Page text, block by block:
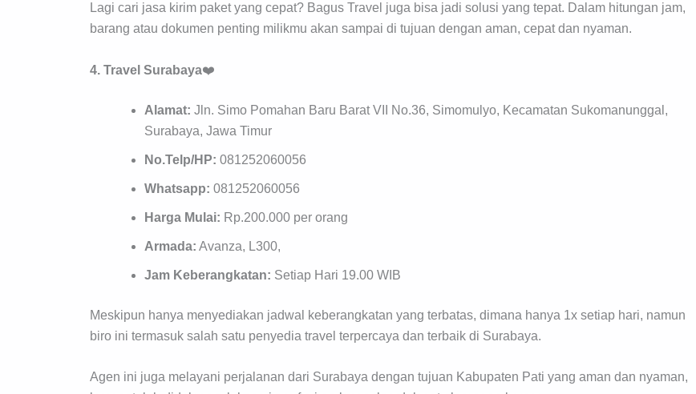
Lagi cari jasa kirim paket yang cepat? Bagus Travel juga bisa jadi solusi yang tepat. Dalam hitungan jam,
barang atau dokumen penting milikmu akan sampai di tujuan dengan aman, cepat dan nyaman.
4. Travel Surabaya❤️
Alamat: Jln. Simo Pomahan Baru Barat VII No.36, Simomulyo, Kecamatan Sukomanunggal,
Surabaya, Jawa Timur
No.Telp/HP: 081252060056
Whatsapp: 081252060056
Harga Mulai: Rp.200.000 per orang
Armada: Avanza, L300,
Jam Keberangkatan: Setiap Hari 19.00 WIB
Meskipun hanya menyediakan jadwal keberangkatan yang terbatas, dimana hanya 1x setiap hari, namun
biro ini termasuk salah satu penyedia travel terpercaya dan terbaik di Surabaya.
Agen ini juga melayani perjalanan dari Surabaya dengan tujuan Kabupaten Pati yang aman dan nyaman,